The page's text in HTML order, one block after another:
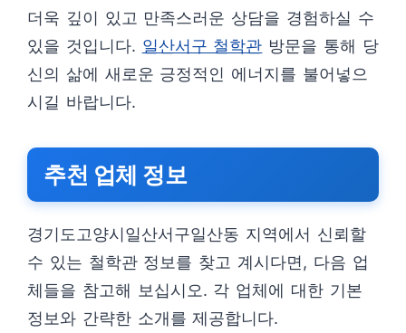
더욱 깊이 있고 만족스러운 상담을 경험하실 수
있을 것입니다. 일산서구 철학관 방문을 통해 당
신의 삶에 새로운 긍정적인 에너지를 불어넣으
시길 바랍니다.
추천 업체 정보
경기도고양시일산서구일산동 지역에서 신뢰할
수 있는 철학관 정보를 찾고 계시다면, 다음 업
체들을 참고해 보십시오. 각 업체에 대한 기본
정보와 간략한 소개를 제공합니다.